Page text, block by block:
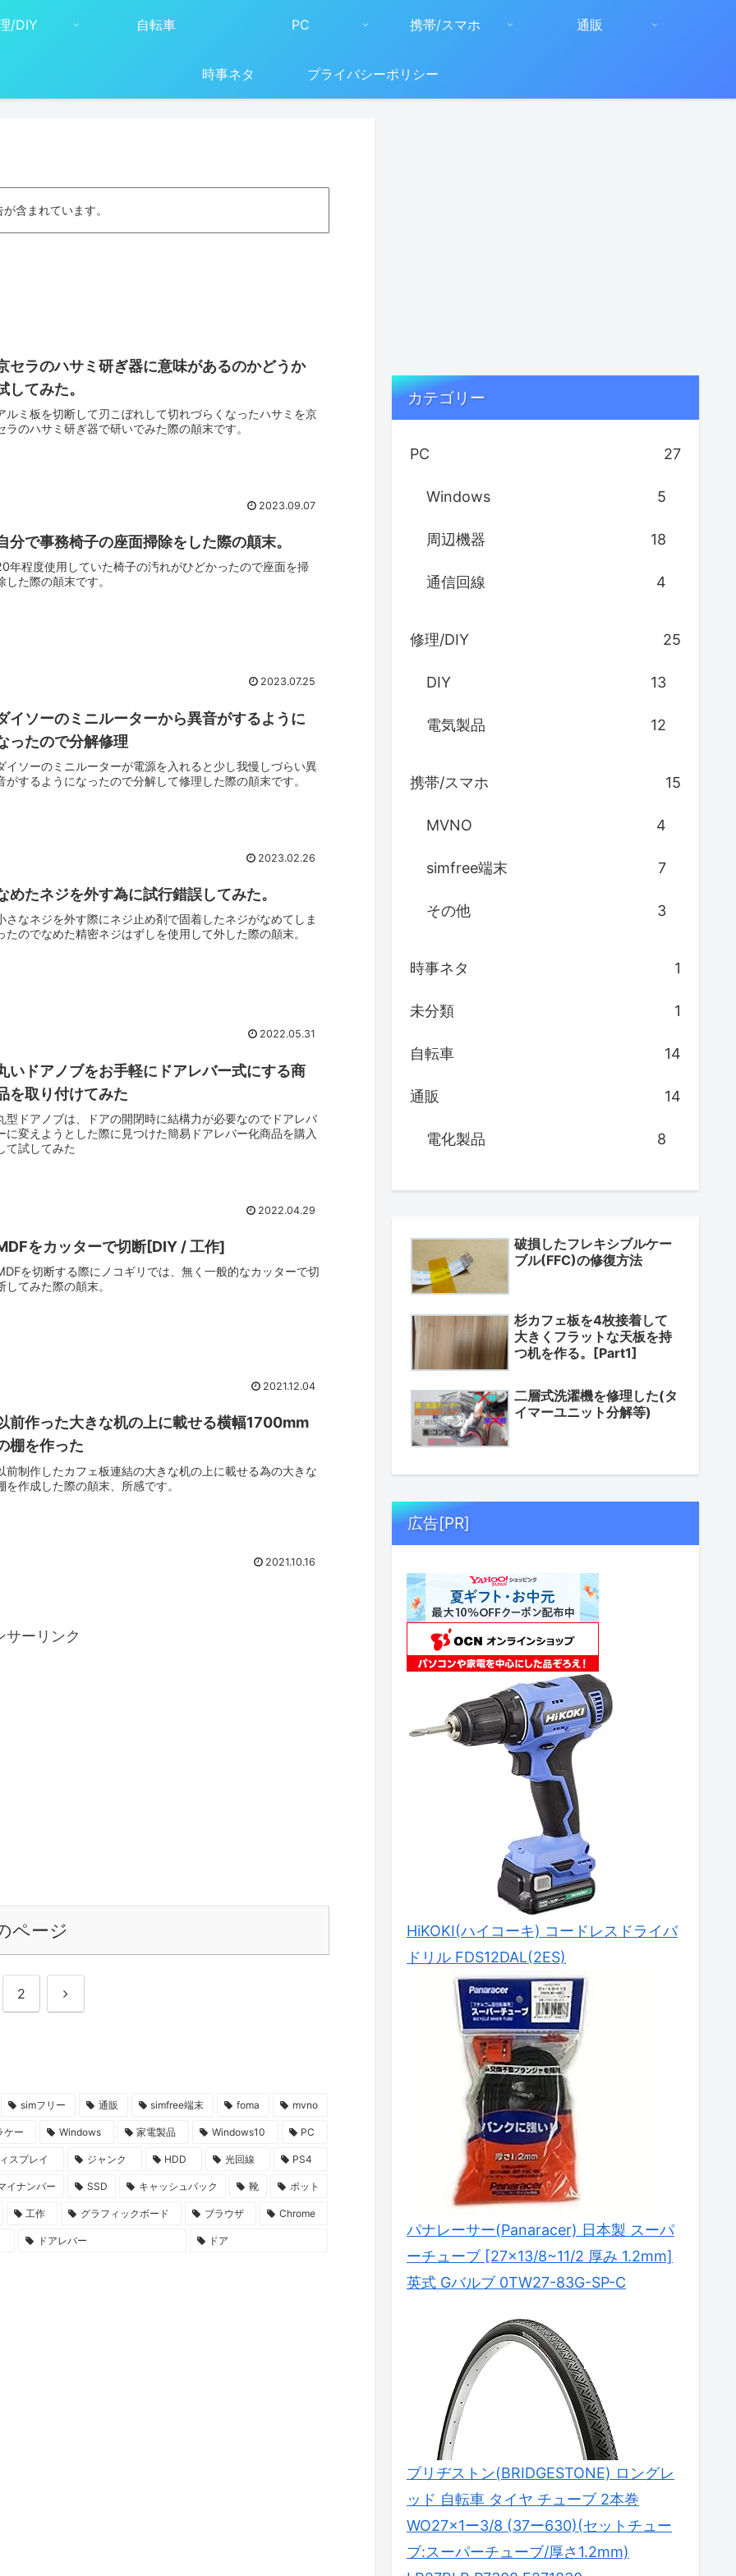
/DIY 自転車 PC 携帯/スマホ 通販
時事ネタ プライバシーポリシー
含まれています。
セラのハサミ研ぎ器に意味があるのかどうか
してみた。
ルミ板を切断して刃こぼれして切れづらくなったハサミを京
ラのハサミ研ぎ器で研いでみた際の顛末です。
2023.09.07
分で事務椅子の座面掃除をした際の顛末。
年程度使用していた椅子の汚れがひどかったので座面を掃
した際の顛末です。
2023.07.25
イソーのミニルーターから異音がするように
ったので分解修理
イソーのミニルーターが電源を入れると少し我慢しづらい異
がするようになったので分解して修理した際の顛末です。
2023.02.26
めたネジを外す為に試行錯誤してみた。
さなネジを外す際にネジ止め剤で固着したネジがなめてしま
たのでなめた精密ネジはずしを使用して外した際の顛末。
2022.05.31
いドアノブをお手軽にドアレバー式にする商
を取り付けてみた
型ドアノブは、ドアの開閉時に結構力が必要なのでドアレバ
に変えようとした際に見つけた簡易ドアレバー化商品を購入
て試してみた
2022.04.29
をカッターで切断[DIY / 工作]
を切断する際にノコギリでは、無く一般的なカッターで切
してみた際の顛末。
2021.12.04
前作った大きな机の上に載せる横幅1700mm
棚を作った
前制作したカフェ板連結の大きな机の上に載せる為の大きな
を作成した際の顛末、所感です。
2021.10.16
サーリンク
ページ
2 次
simフリー 通販 simfree端末 foma mvno
ケー Windows 家電製品 Windows10 PC
スプレイ ジャンク HDD 光回線 PS4
イナンバー SSD キャッシュバック 靴 ポット
工作 グラフィックボード ブラウザ Chrome
ドアレバー ドア
カテゴリー
PC 27
Windows 5
周辺機器 18
通信回線 4
修理/DIY 25
DIY 13
電気製品 12
携帯/スマホ 15
MVNO 4
simfree端末 7
その他 3
時事ネタ 1
未分類 1
自転車 14
通販 14
電化製品 8
破損したフレキシブルケー
ブル(FFC)の修復方法
杉カフェ板を4枚接着して
大きくフラットな天板を持
つ机を作る。[Part1]
二層式洗濯機を修理した(タ
イマーユニット分解等)
広告[PR]
HiKOKI(ハイコーキ) コードレスドライバ
ドリル FDS12DAL(2ES)
パナレーサー(Panaracer) 日本製 スーパ
ーチューブ [27×13/8~11/2 厚み 1.2mm]
英式 Gバルブ 0TW27-83G-SP-C
ブリヂストン(BRIDGESTONE) ロングレ
ッド 自転車 タイヤ チューブ 2本巻
WO27×1ー3/8 (37ー630)(セットチュー
ブ:スーパーチューブ/厚さ1.2mm)